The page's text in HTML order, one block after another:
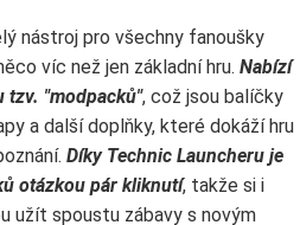
nástroj pro všechny fanoušky
víc než jen základní hru. Nabízí
"modpacků", což jsou balíčky
a další doplňky, které dokáží hru
Díky Technic Launcheru je
otázkou pár kliknutí, takže si i
užít spoustu zábavy s novým